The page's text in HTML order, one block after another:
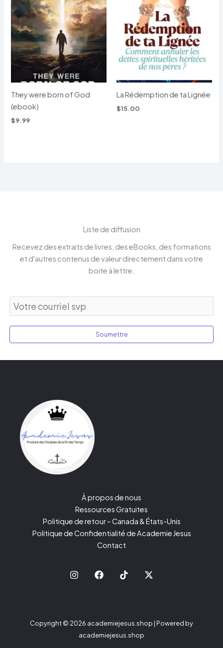
They were born of God
(ebook)
$9.99
La Rédemption de ta Lignée
$15.00
Liste de diffusion
Recevez des extraits de livres, des eBooks, des formations
et d'autres contenus de valeur directement dans votre
boite à lettre.
Soumettre
À propos de nous
Ressources Gratuites
Politique de retour – Canada & États-Unis
Politique de Confidentialité de Academie Jesus
Contact
Copyright © 2026 academiejesus.shop | Powered by
academiejesus.shop